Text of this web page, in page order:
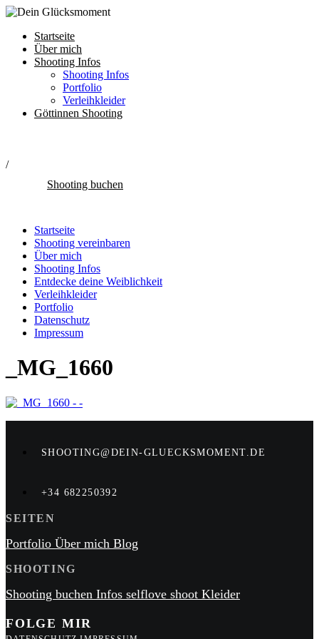
Startseite
Über mich
Shooting Infos
Shooting Infos
Portfolio
Verleihkleider
Göttinnen Shooting
/
Shooting buchen
Startseite
Shooting vereinbaren
Über mich
Shooting Infos
Entdecke deine Weiblichkeit
Verleihkleider
Portfolio
Datenschutz
Impressum
_MG_1660
SHOOTING@DEIN-GLUECKSMOMENT.DE
+34 682250392
SEITEN
Portfolio Über mich Blog
SHOOTING
Shooting buchen Infos selflove shoot Kleider
FOLGE MIR